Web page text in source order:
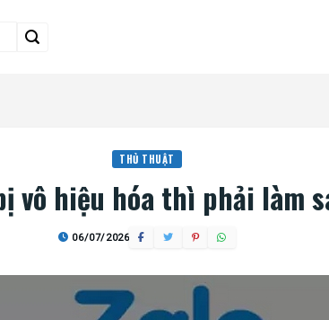
THỦ THUẬT
vô hiệu hóa thì phải làm
06/07/2026